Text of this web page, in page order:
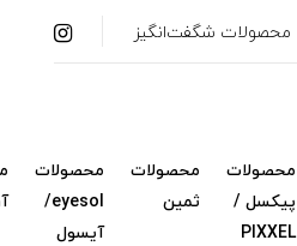
محصولات شگفت‌انگیز
محصولات
پیکسل /
PIXXEL
محصولات
ثمین
محصولات
eyesol/
آیسول